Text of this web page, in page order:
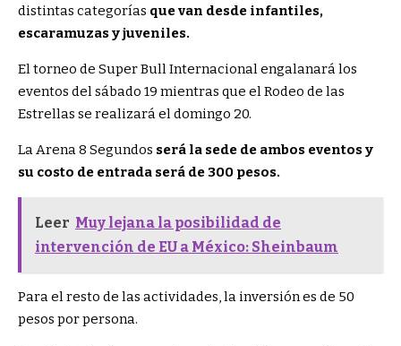
distintas categorías que van desde infantiles,
escaramuzas y juveniles.
El torneo de Super Bull Internacional engalanará los
eventos del sábado 19 mientras que el Rodeo de las
Estrellas se realizará el domingo 20.
La Arena 8 Segundos será la sede de ambos eventos y
su costo de entrada será de 300 pesos.
Leer Muy lejana la posibilidad de
intervención de EU a México: Sheinbaum
Para el resto de las actividades, la inversión es de 50
pesos por persona.